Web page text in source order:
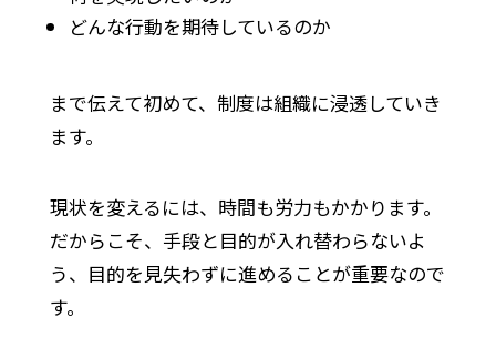
どんな行動を期待しているのか
まで伝えて初めて、制度は組織に浸透していき
ます。
現状を変えるには、時間も労力もかかります。
だからこそ、手段と目的が入れ替わらないよ
う、目的を見失わずに進めることが重要なので
す。